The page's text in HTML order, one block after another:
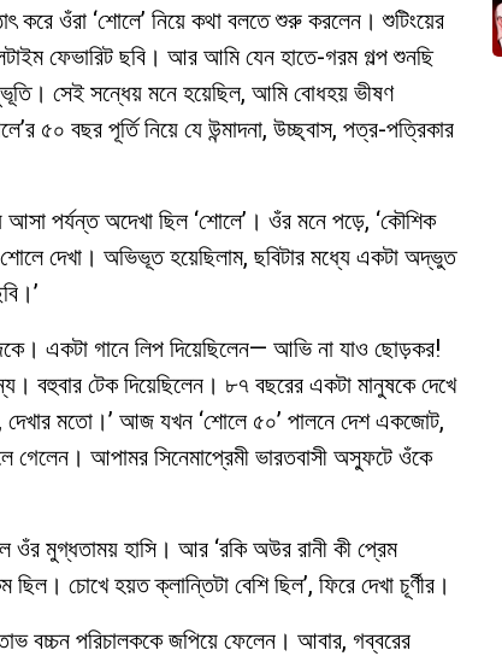
ওঁরা ‘শোলে’ নিয়ে কথা বলতে শুরু করলেন। শুটিংয়ের
ফেভারিট ছবি। আর আমি যেন হাতে-গরম গল্প শুনছি
সেই সন্ধেয় মনে হয়েছিল, আমি বোধহয় ভীষণ
৫০ বছর পূর্তি নিয়ে যে উন্মাদনা, উচ্ছ্বাস, পত্র-পত্রিকার
আসা পর্যন্ত অদেখা ছিল ‘শোলে’। ওঁর মনে পড়ে, ‘কৌশিক
দেখা। অভিভূত হয়েছিলাম, ছবিটার মধ্যে একটা অদ্ভুত
একটা গানে লিপ দিয়েছিলেন— আভি না যাও ছোড়কর!
বহুবার টেক দিয়েছিলেন। ৮৭ বছরের একটা মানুষকে দেখে
দেখার মতো।’ আজ যখন ‘শোলে ৫০’ পালনে দেশ একজোট,
গেলেন। আপামর সিনেমাপ্রেমী ভারতবাসী অস্ফুটে ওঁকে
ওঁর মুগ্ধতাময় হাসি। আর ‘রকি অউর রানী কী প্রেম
চোখে হয়ত ক্লান্তিটা বেশি ছিল’, ফিরে দেখা চূর্ণীর।
বচ্চন পরিচালককে জপিয়ে ফেলেন। আবার, গব্বরের